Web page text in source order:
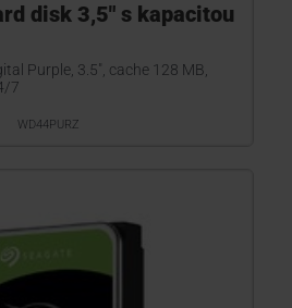
disk 3,5" s kapacitou
Purple, 3.5", cache 128 MB,
7
WD44PURZ